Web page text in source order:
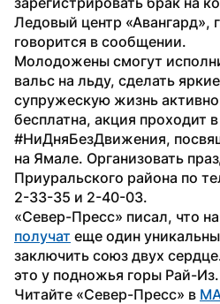
Ледовый центр «Авангард»,
говорится в сообщении.
Молодожены смогут
вальс на льду, сделать
супружескую жизнь
бесплатна, акция проходит
#НиДняБезДвижения,
на Ямале. Организовать
Приуральского района по
2-33-35 и 2-40-03.
получат еще один
заключить союз двух
это у подножья горы Рай-Из.
Читайте «Север-Пресс» в